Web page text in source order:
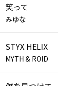
笑って
みゆな
STYX HELIX
MYTH & ROID